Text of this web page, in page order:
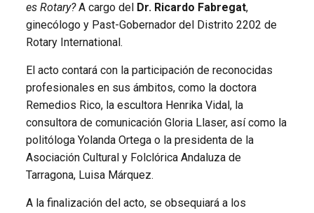
es Rotary?A cargo del Dr. Ricardo Fabregat,
ginecólogo y Past-Gobernador del Distrito 2202 de
Rotary International.
El acto contará con la participación de reconocidas
profesionales en sus ámbitos, como la doctora
Remedios Rico, la escultora Henrika Vidal, la
consultora de comunicación Gloria Llaser, así como la
politóloga Yolanda Ortega o la presidenta de la
Asociación Cultural y Folclórica Andaluza de
Tarragona, Luisa Márquez.
A la finalización del acto, se obsequiará a los